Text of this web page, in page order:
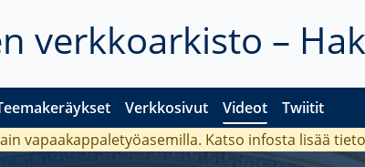
verkkoarkisto –
Verkkosivut Videot Twiitit
vapaakappaletyöasemilla. Katso infosta lisää